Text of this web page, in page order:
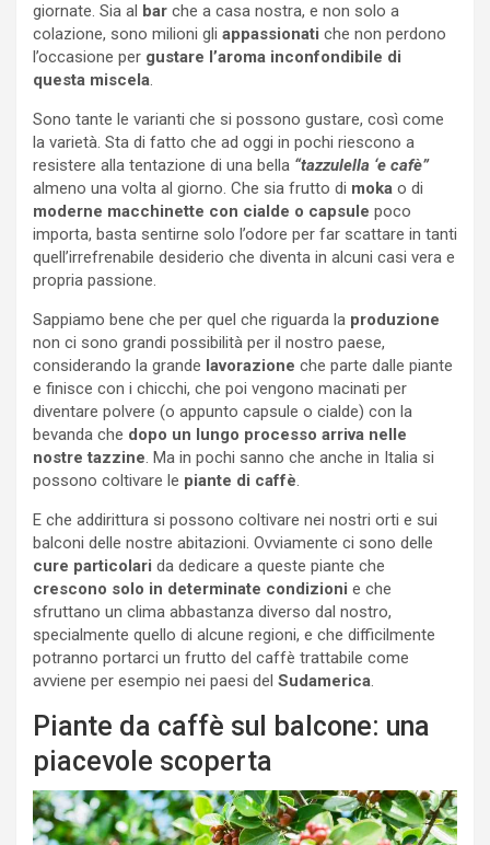
giornate. Sia al bar che a casa nostra, e non solo a
colazione, sono milioni gli appassionati che non perdono
l’occasione per gustare l’aroma inconfondibile di
questa miscela.
Sono tante le varianti che si possono gustare, così come
la varietà. Sta di fatto che ad oggi in pochi riescono a
resistere alla tentazione di una bella “tazzulella ‘e cafè”
almeno una volta al giorno. Che sia frutto di moka o di
moderne macchinette con cialde o capsule poco
importa, basta sentirne solo l’odore per far scattare in tanti
quell’irrefrenabile desiderio che diventa in alcuni casi vera e
propria passione.
Sappiamo bene che per quel che riguarda la produzione
non ci sono grandi possibilità per il nostro paese,
considerando la grande lavorazione che parte dalle piante
e finisce con i chicchi, che poi vengono macinati per
diventare polvere (o appunto capsule o cialde) con la
bevanda che dopo un lungo processo arriva nelle
nostre tazzine. Ma in pochi sanno che anche in Italia si
possono coltivare le piante di caffè.
E che addirittura si possono coltivare nei nostri orti e sui
balconi delle nostre abitazioni. Ovviamente ci sono delle
cure particolari da dedicare a queste piante che
crescono solo in determinate condizioni e che
sfruttano un clima abbastanza diverso dal nostro,
specialmente quello di alcune regioni, e che difficilmente
potranno portarci un frutto del caffè trattabile come
avviene per esempio nei paesi del Sudamerica.
Piante da caffè sul balcone: una
piacevole scoperta